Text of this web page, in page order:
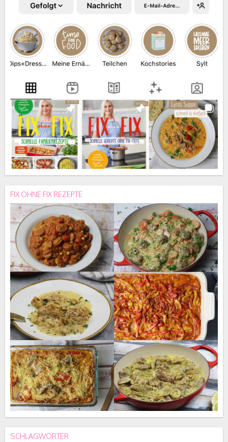
FIX OHNE FIX REZEPTE
SCHLAGWÖRTER